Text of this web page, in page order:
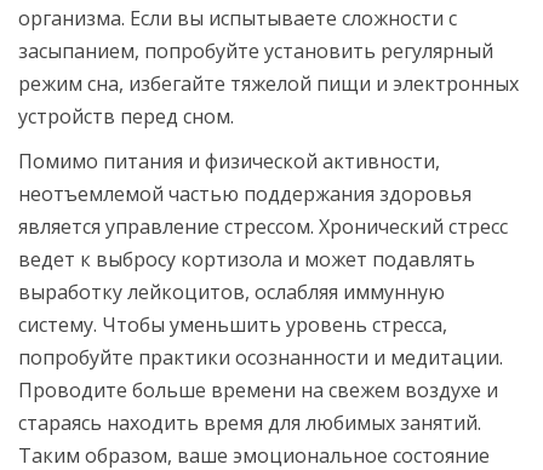
организма. Если вы испытываете сложности с
засыпанием, попробуйте установить регулярный
режим сна, избегайте тяжелой пищи и электронных
устройств перед сном.
Помимо питания и физической активности,
неотъемлемой частью поддержания здоровья
является управление стрессом. Хронический стресс
ведет к выбросу кортизола и может подавлять
выработку лейкоцитов, ослабляя иммунную
систему. Чтобы уменьшить уровень стресса,
попробуйте практики осознанности и медитации.
Проводите больше времени на свежем воздухе и
стараясь находить время для любимых занятий.
Таким образом, ваше эмоциональное состояние